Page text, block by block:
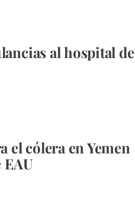
al hospital de
el cólera en Yemen
EAU